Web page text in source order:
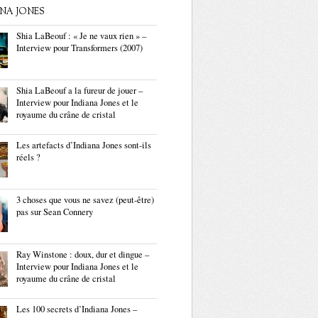
JONES
Shia LaBeouf : « Je ne vaux rien » –
Interview pour Transformers (2007)
Shia LaBeouf a la fureur de jouer –
Interview pour Indiana Jones et le
royaume du crâne de cristal
Les artefacts d’Indiana Jones sont-ils
réels ?
3 choses que vous ne savez (peut-être)
pas sur Sean Connery
Ray Winstone : doux, dur et dingue –
Interview pour Indiana Jones et le
royaume du crâne de cristal
Les 100 secrets d’Indiana Jones –